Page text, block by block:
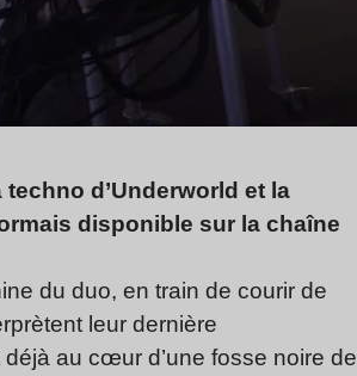
d’Underworld et la
disponible sur la chaîne
du duo, en train de courir de
leur dernière
au cœur d’une fosse noire de